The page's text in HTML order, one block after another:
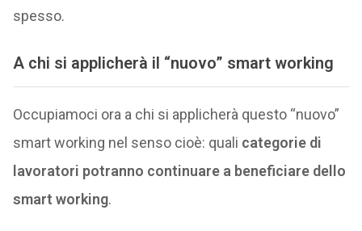
spesso.
A chi si applicherà il “nuovo” smart working
Occupiamoci ora a chi si applicherà questo “nuovo”
smart working nel senso cioè: quali categorie di
lavoratori potranno continuare a beneficiare dello
smart working.